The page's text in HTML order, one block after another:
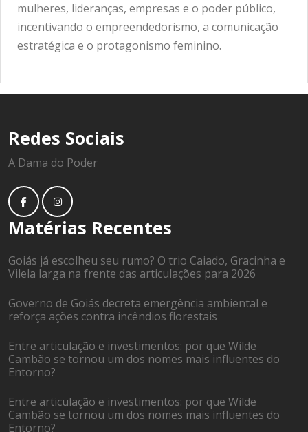
mulheres, lideranças, empresas e o poder público,
incentivando o empreendedorismo, a comunicação
estratégica e o protagonismo feminino.
Redes Sociais
A Dama do Poder
Matérias Recentes
Goiás já escolheu seu rumo? O trio Caiado, Gracinha e
Vilela larga na frente das articulações para 2026
Governo de Goiás decreta emergência ambiental e
reforça ações contra incêndios florestais
Entre articulação e investimentos: por que Wilde
Cambão se tornou um dos nomes mais influentes do
Entorno?
Entre articulação e investimentos: por que Wilde
Cambão se tornou um dos nomes mais influentes do
Entorno?